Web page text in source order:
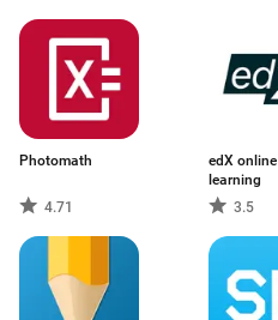
Photomath
4.71
edX online
learning
3.5